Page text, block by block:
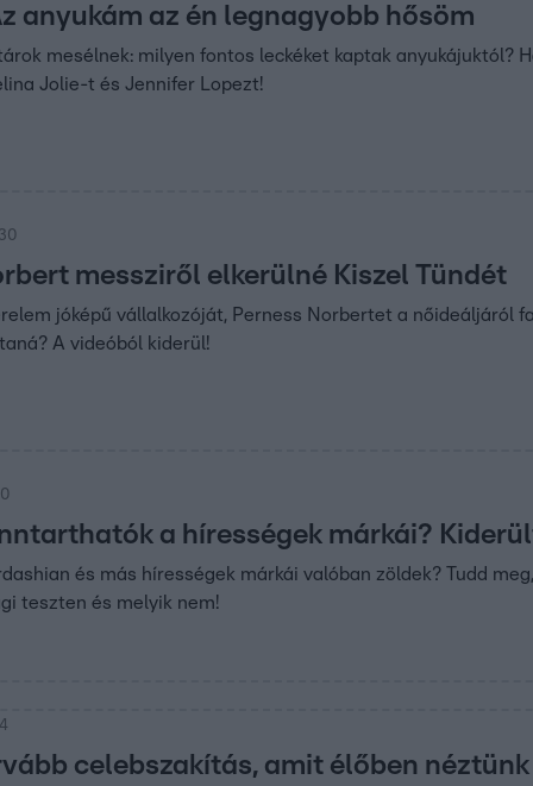
anyukám az én legnagyobb hősöm
mesélnek: milyen fontos leckéket kaptak anyukájuktól?
Jolie-t és Jennifer Lopezt!
messziről elkerülné Kiszel Tündét
jóképű vállalkozóját, Perness Norbertet a nőideáljáról
A videóból kiderül!
a hírességek márkái?
és más hírességek márkái valóban zöldek? Tudd
teszten és melyik nem!
celebszakítás, amit élőben